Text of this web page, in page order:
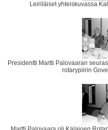
Leiriläiset yhteiskuvassa
Presidentti Martti Palovaaran
rotarypiirin